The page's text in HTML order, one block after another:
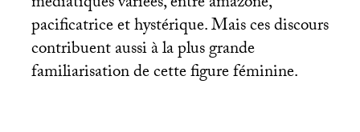
pacificatrice et hystérique. Mais ces discours
contribuent aussi à la plus grande
familiarisation de cette figure féminine.